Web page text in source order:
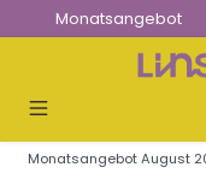
Zum Hauptinhalt springen
Monatsangebot
Monatsangebot August